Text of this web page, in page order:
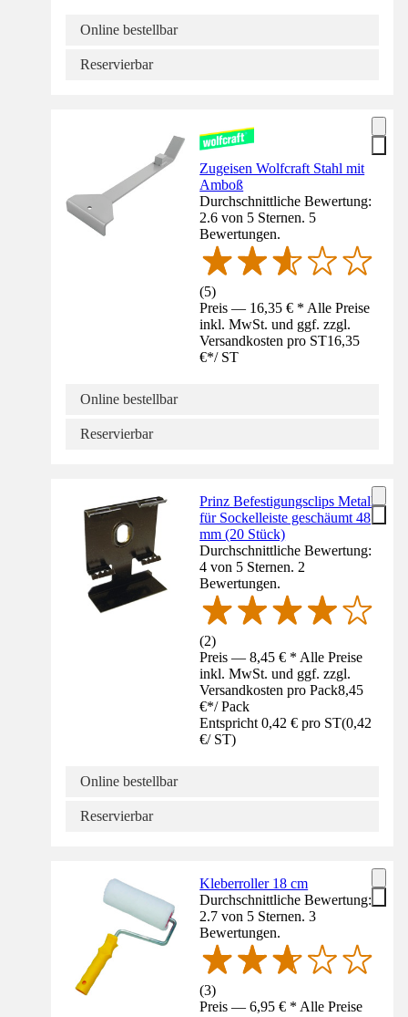
Online bestellbar
Reservierbar
Zugeisen Wolfcraft Stahl mit
Amboß
Durchschnittliche Bewertung:
2.6 von 5 Sternen. 5
Bewertungen.
(5)
Preis — 16,35 € * Alle Preise
inkl. MwSt. und ggf. zzgl.
Versandkosten pro ST16,35
€*/ ST
Online bestellbar
Reservierbar
Prinz Befestigungsclips Metall
für Sockelleiste geschäumt 48
mm (20 Stück)
Durchschnittliche Bewertung:
4 von 5 Sternen. 2
Bewertungen.
(2)
Preis — 8,45 € * Alle Preise
inkl. MwSt. und ggf. zzgl.
Versandkosten pro Pack8,45
€*/ Pack
Entspricht 0,42 € pro ST(0,42
€/ ST)
Online bestellbar
Reservierbar
Kleberroller 18 cm
Durchschnittliche Bewertung:
2.7 von 5 Sternen. 3
Bewertungen.
(3)
Preis — 6,95 € * Alle Preise